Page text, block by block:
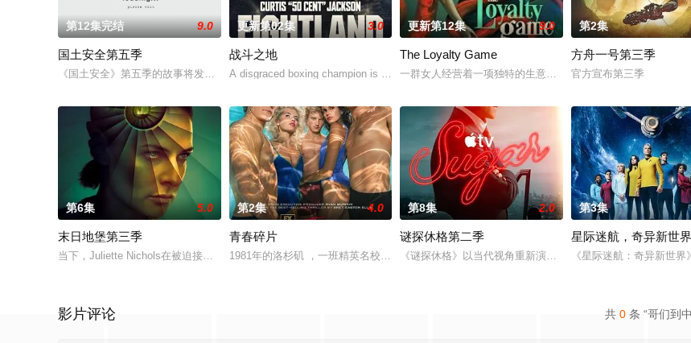
第12集完结 9.0
国土安全第五季
《国土安全》第五季的故事将发生在柏林，时间是前一季的两年半之后，Carrie Mathison
更新第02集 3.0
战斗之地
A disgraced boxing champion is released from pr
更新第12集 9.0
The Loyalty Game
一群女人经营着一项独特的生意：引诱男人暴露他们的不忠行
第2集
方舟一号第三季
官方宣布第三季
第6集 5.0
末日地堡第三季
当下，Juliette Nichols在被迫接受“净化”后幸存下来，但记忆却已丧失，而地堡正从
第2集 4.0
青春碎片
1981年的洛杉矶 ，一班精英名校的高中生原本过住灿烂生活，直至一位神秘转校生出现。与此同时，
第8集 2.0
谜探休格第二季
《谜探休格》以当代视角重新演绎了文学、电影和电视史上
第3集
星际迷航，奇异新世
《星际迷航：奇异新世界
共 0 条 “哥们到
影片评论